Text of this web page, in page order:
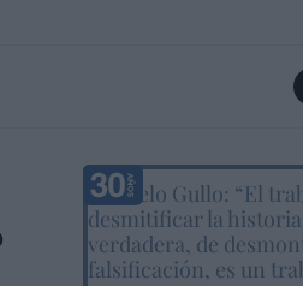
Marcelo Gullo: “El
desmitificar la
verdadera, de
falsificación, es un